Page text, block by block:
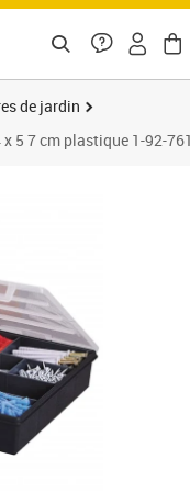
de jardin
5 7 cm plastique 1-92-